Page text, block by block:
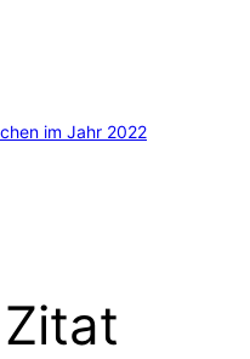
im Jahr 2022
Zitat